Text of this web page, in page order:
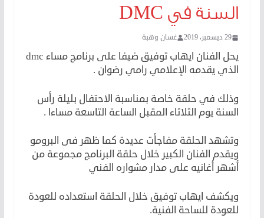
السنة في DMC
29 ديسمبر، 2019 غسان وهبة
يحل الفنان ايهاب توفيق ضيفا على برنامج مساء dmc
الذي يقدمه الإعلامي رامي رضوان .
وذلك في حلقة خاصة بمناسبة الاحتفال بليلة رأس
السنة يوم الثلاثاء المقبل الساعة التاسعة مساءا .
وتشهد الحلقة مفاجأت عديدة كما ظهر فى البرومو
ويقدم الفنان الكبير خلال حلقة البرنامج مجموعة من
أشهر أغانيه على مدار مشواره الفني
ويكشف ايهاب توفيق خلال الحلقة استعداده للعودة
للعودة للساحة الفنية.